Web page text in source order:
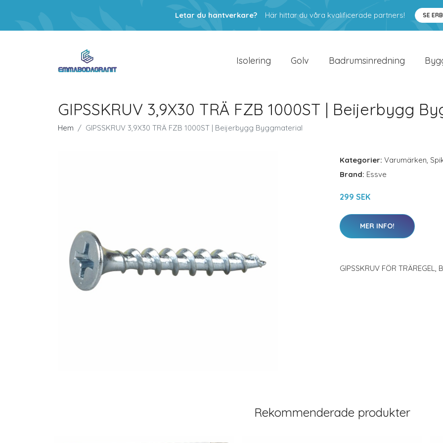
Letar du hantverkare? Här hittar du våra kvalificerade partners! SE
Isolering Golv Badrumsinredning
GIPSSKRUV 3,9X30 TRÄ FZB 1000ST | Beijerbygg
Hem GIPSSKRUV 3,9X30 TRÄ FZB 1000ST | Beijerbygg Byggmaterial
Kategorier: Varumärken,
Brand: Essve
299 SEK
MER INFO!
GIPSSKRUV FÖR TRÄREGEL,
Rekommenderade produkter